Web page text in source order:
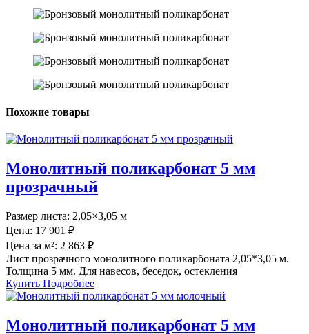
Похожие товары
Монолитный поликарбонат 5 мм
прозрачный
Размер листа: 2,05×3,05 м
Цена: 17 901 ₽
Цена за м²: 2 863 ₽
Лист прозрачного монолитного поликарбоната 2,05*3,05 м.
Толщина 5 мм. Для навесов, беседок, остекления
Купить Подробнее
Монолитный поликарбонат 5 мм